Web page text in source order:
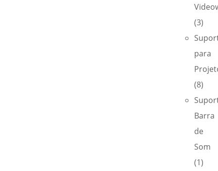
(3)
para
(8)
Barra
de
Som
(1)